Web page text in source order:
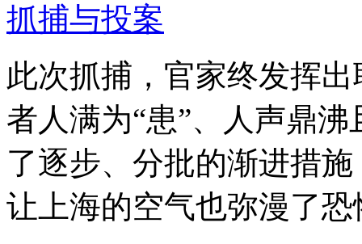
抓捕与投案
此次抓捕，官家终发挥
者人满为“患”、人声鼎
了逐步、分批的渐进措
让上海的空气也弥漫了